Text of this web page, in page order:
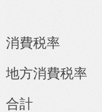
現
消費税
地方消費税
合